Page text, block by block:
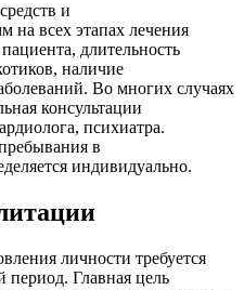
и
на всех этапах лечения
длительность
наличие
Во многих случаях
консультации
психиатра.
в
индивидуально.
личности требуется
Главная цель